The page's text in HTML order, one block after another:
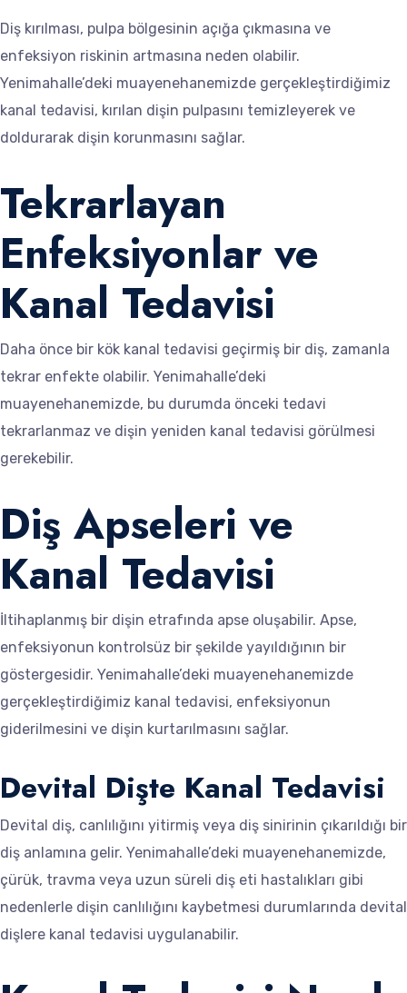
Diş kırılması, pulpa bölgesinin açığa çıkmasına ve
enfeksiyon riskinin artmasına neden olabilir.
Yenimahalle’deki muayenehanemizde gerçekleştirdiğimiz
kanal tedavisi, kırılan dişin pulpasını temizleyerek ve
doldurarak dişin korunmasını sağlar.
Tekrarlayan
Enfeksiyonlar ve
Kanal Tedavisi
Daha önce bir kök kanal tedavisi geçirmiş bir diş, zamanla
tekrar enfekte olabilir. Yenimahalle’deki
muayenehanemizde, bu durumda önceki tedavi
tekrarlanmaz ve dişin yeniden kanal tedavisi görülmesi
gerekebilir.
Diş Apseleri ve
Kanal Tedavisi
İltihaplanmış bir dişin etrafında apse oluşabilir. Apse,
enfeksiyonun kontrolsüz bir şekilde yayıldığının bir
göstergesidir. Yenimahalle’deki muayenehanemizde
gerçekleştirdiğimiz kanal tedavisi, enfeksiyonun
giderilmesini ve dişin kurtarılmasını sağlar.
Devital Dişte Kanal Tedavisi
Devital diş, canlılığını yitirmiş veya diş sinirinin çıkarıldığı bir
diş anlamına gelir. Yenimahalle’deki muayenehanemizde,
çürük, travma veya uzun süreli diş eti hastalıkları gibi
nedenlerle dişin canlılığını kaybetmesi durumlarında devital
dişlere kanal tedavisi uygulanabilir.